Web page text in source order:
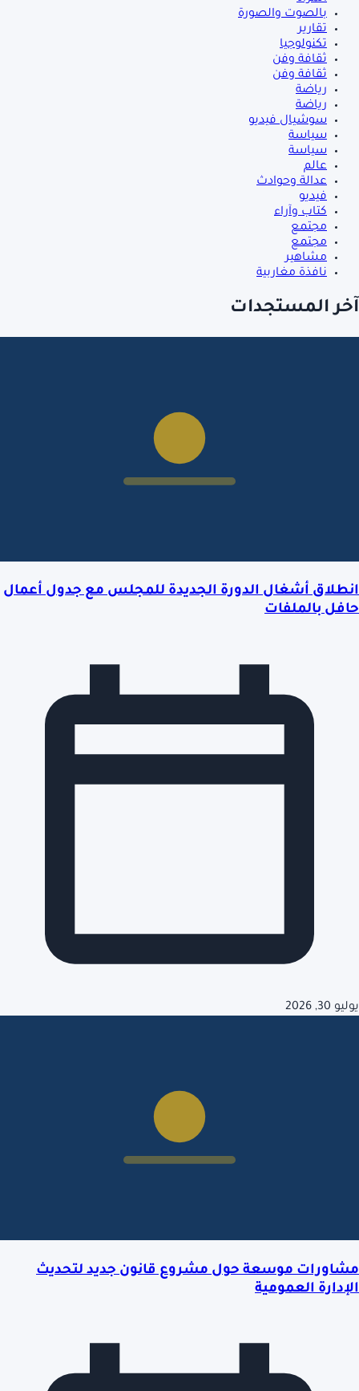
بالصوت والصورة
تقارير
تكنولوجيا
ثقافة وفن
ثقافة وفن
رياضة
رياضة
سوشيال فيديو
سياسة
سياسة
عالم
عدالة وحوادث
فيديو
كتاب وآراء
مجتمع
مجتمع
مشاهير
نافذة مغاربية
آخر المستجدات
انطلاق أشغال الدورة الجديدة للمجلس مع جدول أعمال
حافل بالملفات
يوليو 30, 2026
مشاورات موسعة حول مشروع قانون جديد لتحديث
الإدارة العمومية